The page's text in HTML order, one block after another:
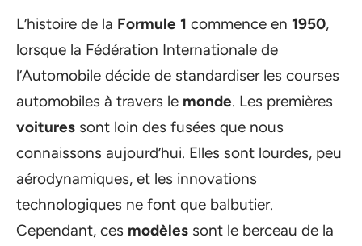
L’histoire de la Formule 1 commence en 1950,
lorsque la Fédération Internationale de
l’Automobile décide de standardiser les courses
automobiles à travers le monde. Les premières
voitures sont loin des fusées que nous
connaissons aujourd’hui. Elles sont lourdes, peu
aérodynamiques, et les innovations
technologiques ne font que balbutier.
Cependant, ces modèles sont le berceau de la